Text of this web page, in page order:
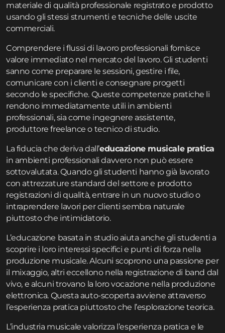
materiale di qualità professionale registrato e prodotto
usando gli stessi strumenti e tecniche delle uscite
commerciali.
Comprendere i flussi di lavoro professionali fornisce
valore immediato nel mercato del lavoro. Gli studenti
sanno come preparare le sessioni, gestire i file,
comunicare con i clienti e consegnare progetti
secondo le specifiche. Queste competenze pratiche li
rendono immediatamente utili in ambienti
professionali, sia come ingegnere assistente,
produttore freelance o tecnico di studio.
La fiducia che deriva dall’educazione musicale pratica
in ambienti professionali davvero non può essere
sottovalutata. Quando gli studenti hanno già lavorato
con attrezzature standard del settore e prodotto
registrazioni di qualità, entrare in un nuovo studio o
intraprendere lavori per clienti sembra naturale
piuttosto che intimidatorio.
L’educazione basata in studio aiuta anche gli studenti a
scoprire i loro interessi specifici e punti di forza nella
produzione musicale. Alcuni scoprono una passione per
il mixaggio, altri eccellono nella registrazione di band dal
vivo, e alcuni trovano la loro vocazione nella produzione
elettronica. Questa auto-scoperta avviene attraverso
l’esperienza pratica piuttosto che l’esplorazione teorica.
L’industria musicale valorizza l’esperienza pratica e le